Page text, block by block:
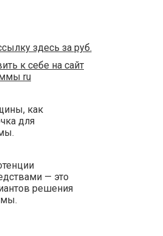
здесь за руб.
к себе на сайт
ru
как
для
— это
решения